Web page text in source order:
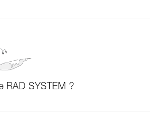
RAD SYSTEM ?